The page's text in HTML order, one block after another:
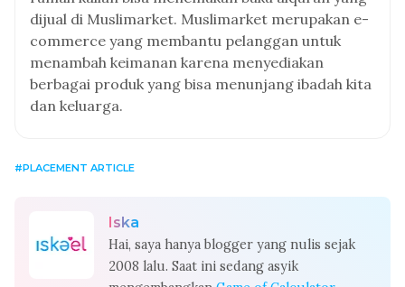
dijual di Muslimarket. Muslimarket merupakan e-
commerce yang membantu pelanggan untuk
menambah keimanan karena menyediakan
berbagai produk yang bisa menunjang ibadah kita
dan keluarga.
PLACEMENT ARTICLE
Iska
Hai, saya hanya blogger yang nulis sejak
2008 lalu. Saat ini sedang asyik